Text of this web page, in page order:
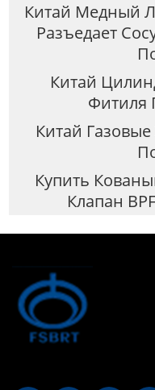
Китай Медный
Разъедает
Китай
Фитиля
Китай
Купить
Клапан